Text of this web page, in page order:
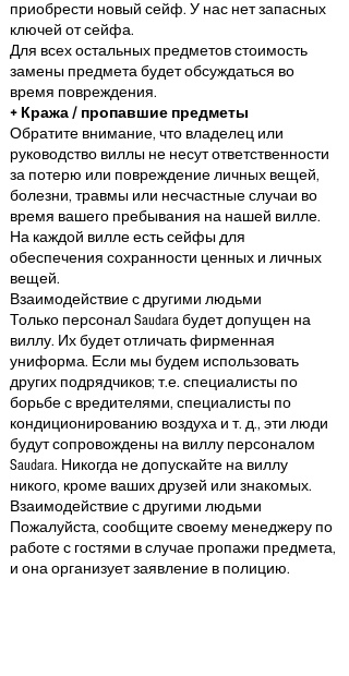
приобрести новый сейф. У нас нет запасных
ключей от сейфа.
Для всех остальных предметов стоимость
замены предмета будет обсуждаться во
время повреждения.
+ Кража / пропавшие предметы
Обратите внимание, что владелец или
руководство виллы не несут ответственности
за потерю или повреждение личных вещей,
болезни, травмы или несчастные случаи во
время вашего пребывания на нашей вилле.
На каждой вилле есть сейфы для
обеспечения сохранности ценных и личных
вещей.
Взаимодействие с другими людьми
Только персонал Saudara будет допущен на
виллу. Их будет отличать фирменная
униформа. Если мы будем использовать
других подрядчиков; т.е. специалисты по
борьбе с вредителями, специалисты по
кондиционированию воздуха и т. д., эти люди
будут сопровождены на виллу персоналом
Saudara. Никогда не допускайте на виллу
никого, кроме ваших друзей или знакомых.
Взаимодействие с другими людьми
Пожалуйста, сообщите своему менеджеру по
работе с гостями в случае пропажи предмета,
и она организует заявление в полицию.